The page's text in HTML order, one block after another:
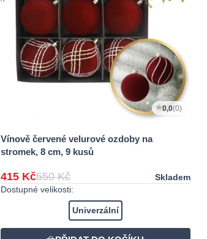
0,0(0)
Vínově červené velurové ozdoby na
stromek, 8 cm, 9 kusů
415 Kč550 Kč
Skladem
Dostupné velikosti:
Univerzální